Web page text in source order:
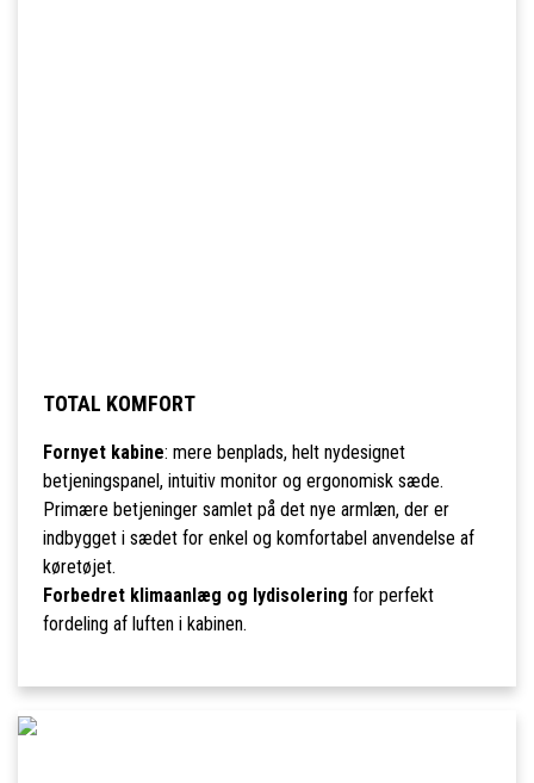
TOTAL KOMFORT
Fornyet kabine: mere benplads, helt nydesignet
betjeningspanel, intuitiv monitor og ergonomisk sæde.
Primære betjeninger samlet på det nye armlæn, der er
indbygget i sædet for enkel og komfortabel anvendelse af
køretøjet.
Forbedret klimaanlæg og lydisolering for perfekt
fordeling af luften i kabinen.